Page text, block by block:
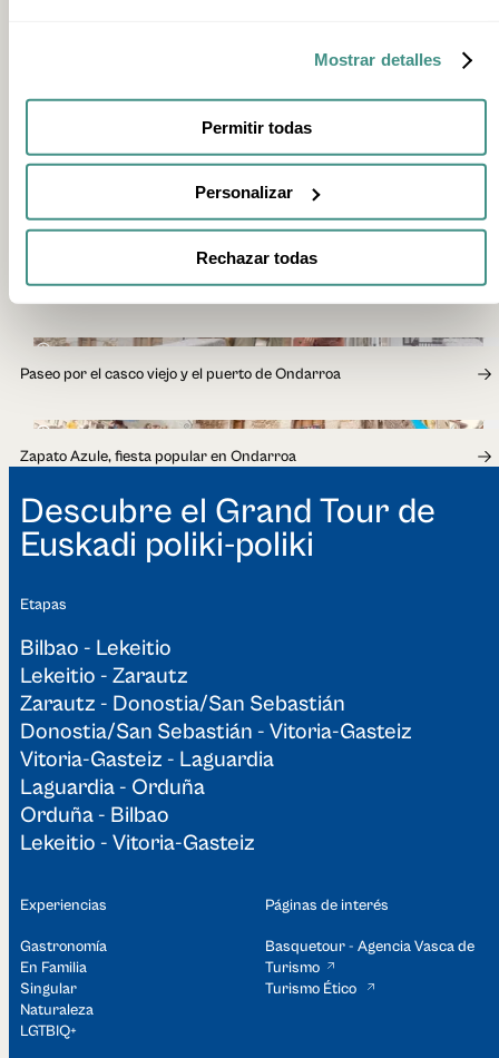
Mostrar detalles
Permitir todas
Personalizar
Rechazar todas
EXPERIENCIAS RELACIONADAS
2h
Paseo por el casco viejo y el puerto de Ondarroa
4h
Zapato Azule, fiesta popular en Ondarroa
Etapas
Bilbao - Lekeitio
Lekeitio - Zarautz
Zarautz - Donostia/San Sebastián
Donostia/San Sebastián - Vitoria-Gasteiz
Vitoria-Gasteiz - Laguardia
Laguardia - Orduña
Orduña - Bilbao
Lekeitio - Vitoria-Gasteiz
Experiencias
Gastronomía
En Familia
Singular
Naturaleza
LGTBIQ+
Páginas de interés
Basquetour - Agencia Vasca de
Turismo
Turismo Ético
Descubre el Grand Tour de
Euskadi poliki-poliki